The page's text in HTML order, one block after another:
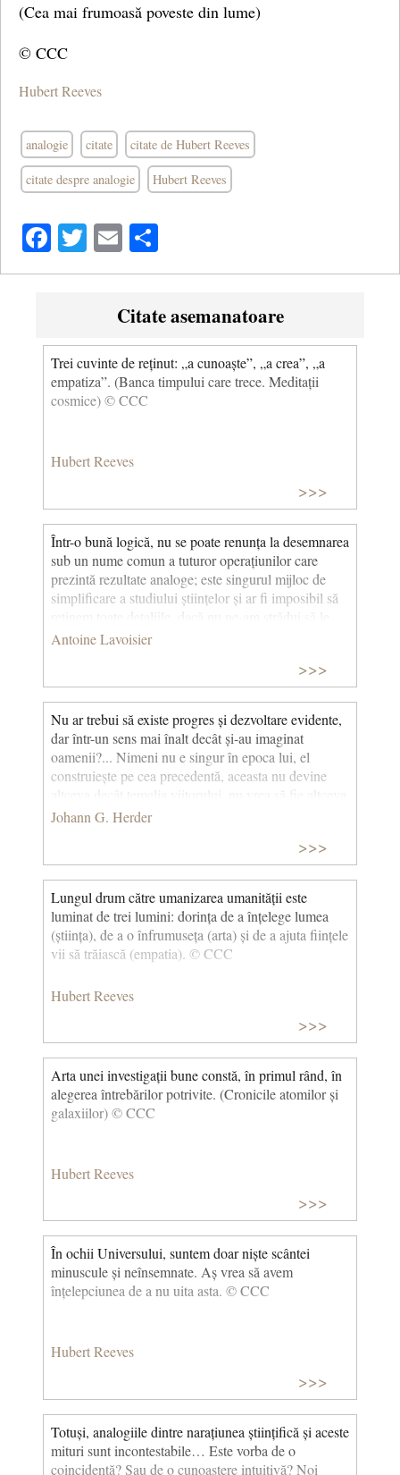
(Cea mai frumoasă poveste din lume)
© CCC
Hubert Reeves
analogie citate citate de Hubert Reeves
citate despre analogie Hubert Reeves
Facebook
Twitter
Email
Citate asemanatoare
Trei cuvinte de reținut: „a cunoaște”, „a crea”, „a
empatiza”. (Banca timpului care trece. Meditații
cosmice) © CCC
Hubert Reeves
>>>
Într-o bună logică, nu se poate renunța la desemnarea
sub un nume comun a tuturor operațiunilor care
prezintă rezultate analoge; este singurul mijloc de
simplificare a studiului științelor și ar fi imposibil să
clasificăm. © CCC
Antoine Lavoisier
>>>
Nu ar trebui să existe progres și dezvoltare evidente,
dar într-un sens mai înalt decât și-au imaginat
oamenii?... Nimeni nu e singur în epoca lui, el
construiește pe cea precedentă, aceasta nu devine
decât atât - asta este ceea ce ni se spune prin analogia
în toate lucrările! Evident, aşa este şi în cazul speciei
umane! © CCC
Johann G. Herder
>>>
Lungul drum către umanizarea umanității este
luminat de trei lumini: dorința de a înțelege lumea
(știința), de a o înfrumuseța (arta) și de a ajuta ființele
vii să trăiască (empatia). © CCC
Hubert Reeves
>>>
Arta unei investigații bune constă, în primul rând, în
alegerea întrebărilor potrivite. (Cronicile atomilor și
galaxiilor) © CCC
Hubert Reeves
>>>
În ochii Universului, suntem doar niște scântei
minuscule și neînsemnate. Aș vrea să avem
înțelepciunea de a nu uita asta. © CCC
Hubert Reeves
>>>
Totuși, analogiile dintre narațiunea științifică și aceste
mituri sunt incontestabile… Este vorba de o
coincidență? Sau de o cunoaștere intuitivă? Noi